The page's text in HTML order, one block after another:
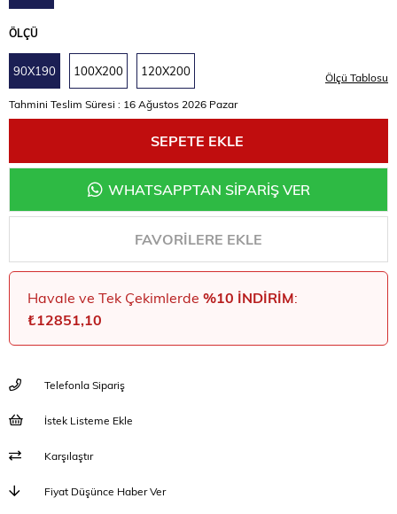
ÖLÇÜ
90X190 100X200 120X200
Tahmini Teslim Süresi : 16 Ağustos 2026 Pazar
WHATSAPPTAN SİPARİŞ VER
FAVORILERE EKLE
Havale ve Tek Çekimlerde %10 İNDIRIM:
₺12851,10
Telefonla Sipariş
İstek Listeme Ekle
Karşılaştır
Fiyat Düşünce Haber Ver